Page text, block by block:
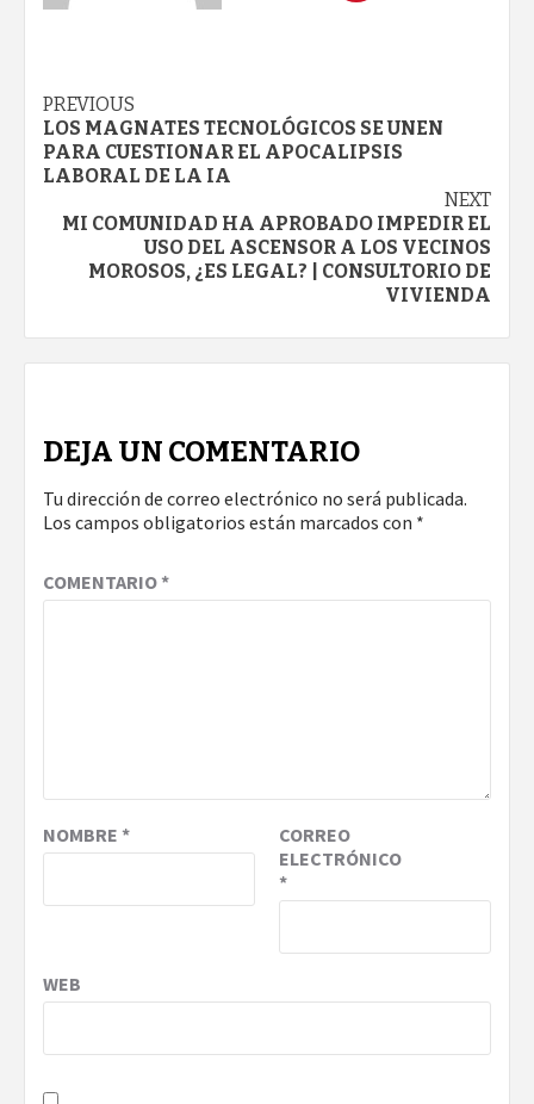
Continue
Reading
PREVIOUS
LOS MAGNATES TECNOLÓGICOS SE UNEN
PARA CUESTIONAR EL APOCALIPSIS
LABORAL DE LA IA
NEXT
MI COMUNIDAD HA APROBADO IMPEDIR EL
USO DEL ASCENSOR A LOS VECINOS
MOROSOS, ¿ES LEGAL? | CONSULTORIO DE
VIVIENDA
DEJA UN COMENTARIO
Tu dirección de correo electrónico no será publicada.
Los campos obligatorios están marcados con *
COMENTARIO*
NOMBRE *
CORREO
ELECTRÓNICO
*
WEB